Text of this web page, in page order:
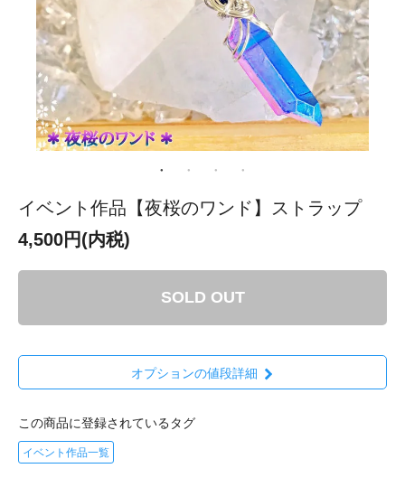
イベント作品【夜桜のワンド】ストラップ
4,500円(内税)
SOLD OUT
オプションの値段詳細
この商品に登録されているタグ
イベント作品一覧